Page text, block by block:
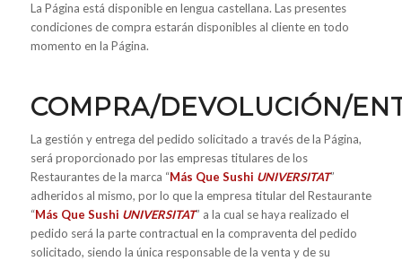
La Página está disponible en lengua castellana. Las presentes
condiciones de compra estarán disponibles al cliente en todo
momento en la Página.
COMPRA/DEVOLUCIÓN/
La gestión y entrega del pedido solicitado a través de la Página,
será proporcionado por las empresas titulares de los
Restaurantes de la marca “Más Que Sushi UNIVERSITAT”
adheridos al mismo, por lo que la empresa titular del Restaurante
“Más Que Sushi UNIVERSITAT” a la cual se haya realizado el
pedido será la parte contractual en la compraventa del pedido
solicitado, siendo la única responsable de la venta y de su